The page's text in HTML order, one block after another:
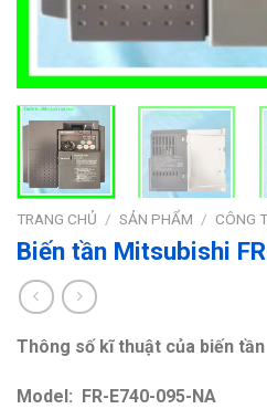
TRANG CHỦ / SẢN PHẨM / CÔNG
Biến tần Mitsubishi
Thông số kĩ thuật của biến tần
Model: FR-E740-095-NA